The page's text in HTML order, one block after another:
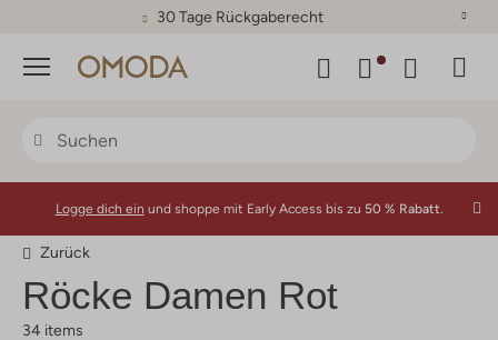
30 Tage Rückgaberecht
Menü
Logge dich ein und shoppe mit Early Access bis zu 50 % Rabatt.
Zurück
Röcke Damen Rot
34 items